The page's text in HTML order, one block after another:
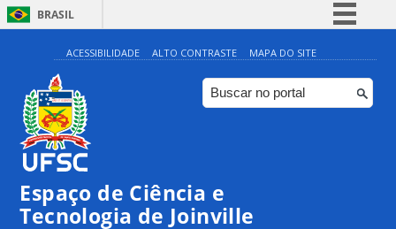
BRASIL
Simplifique!
Comunica BR
Participe
ACESSIBILIDADE ALTO CONTRASTE MAPA DO SITE
Espaço de Ciência e
Tecnologia de Joinville